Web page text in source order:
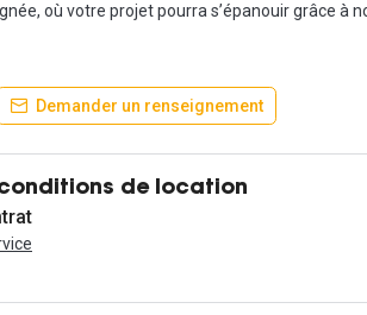
où votre projet pourra s’épanouir grâce à
café et restauration ouvert de 8h30 à 19h
et patios pour vos moments de détente
d’événements et d'espace projet
Demander un renseignement
de location